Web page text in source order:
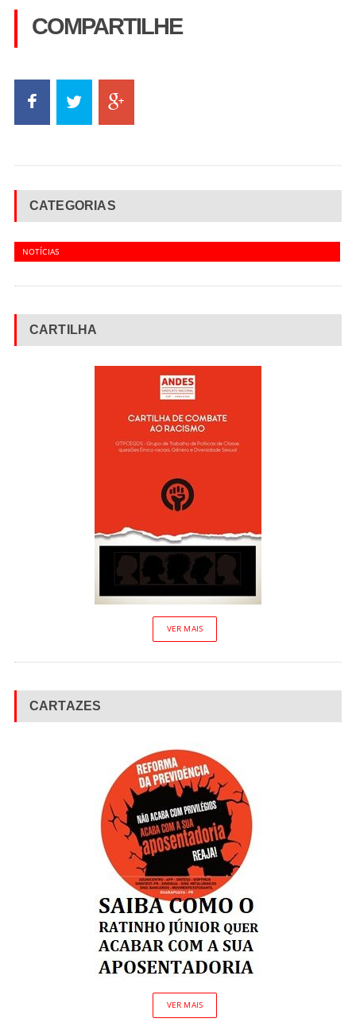
COMPARTILHE
CATEGORIAS
NOTÍCIAS
CARTILHA
VER MAIS
CARTAZES
VER MAIS